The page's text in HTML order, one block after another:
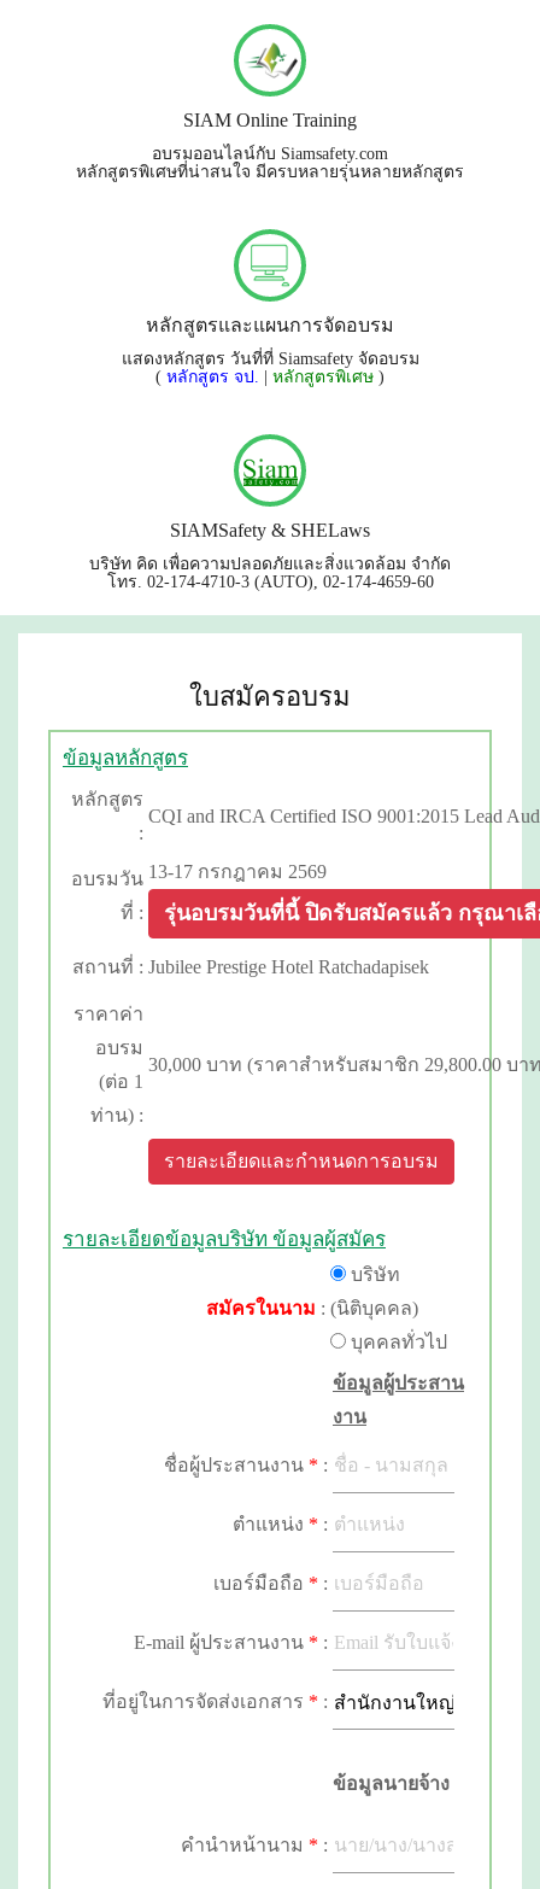
SIAM Online Training
อบรมออนไลน์กับ Siamsafety.com
หลักสูตรพิเศษที่น่าสนใจ มีครบหลายรุ่นหลายหลักสูตร
หลักสูตรและแผนการจัดอบรม
แสดงหลักสูตร วันที่ที่ Siamsafety จัดอบรม
( หลักสูตร จป. หลักสูตรพิเศษ )
SIAMSafety & SHELaws
บริษัท คิด เพื่อความปลอดภัยและสิ่งแวดล้อม จำกัด
โทร. 02-174-4710-3 (AUTO), 02-174-4659-60
ใบสมัครอบรม
ข้อมูลหลักสูตร
หลักสูตร
:
CQI and IRCA Certified ISO 9001:2015 Lead
อบรมวัน
ที่ :
13-17 กรกฎาคม 2569
รุ่นอบรมวันที่นี้ ปิดรับสมัครแล้ว กรุณาเ
สถานที่ : Jubilee Prestige Hotel Ratchadapisek
ราคาค่า
อบรม
(ต่อ 1
ท่าน) :
30,000 บาท (ราคาสำหรับสมาชิก 29,800.00 บา
รายละเอียดและกำหนดการอบรม
รายละเอียดข้อมูลบริษัท ข้อมูลผู้สมัคร
สมัครในนาม :
บริษัท
(นิติบุคคล)
บุคคลทั่วไป
ข้อมูลผู้ประสาน
งาน
ชื่อผู้ประสานงาน * :
ตำแหน่ง * :
เบอร์มือถือ * :
E-mail ผู้ประสานงาน * :
ที่อยู่ในการจัดส่งเอกสาร * :
ข้อมูลนายจ้าง
คำนำหน้านาม * :